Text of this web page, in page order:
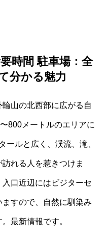
時間 駐車場：全
分かる魅力
山の北西部に広がる自
800メートルのエリアに
ールと広く、渓流、滝、
れる人を惹きつけま
口近辺にはビジターセ
すので、自然に馴染み
最新情報です。